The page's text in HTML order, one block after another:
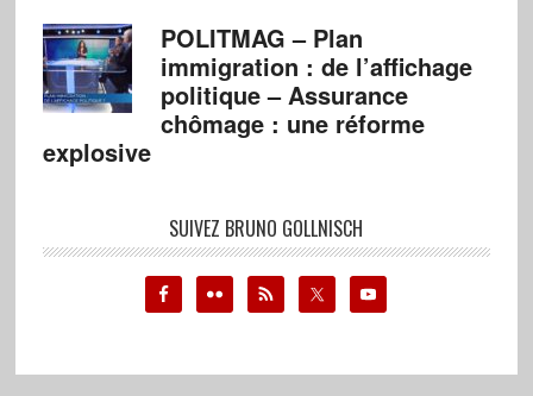
POLITMAG – Plan
immigration : de l’affichage
politique – Assurance
chômage : une réforme
explosive
SUIVEZ BRUNO GOLLNISCH